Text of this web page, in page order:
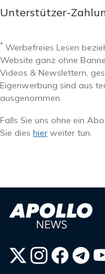
Unterstützer-
* Werbefreies Lesen
Website ganz ohne
Videos & Newslettern,
Eigenwerbung sind aus
ausgenommen.
Falls Sie uns ohne ein
Sie dies hier weiter tun.